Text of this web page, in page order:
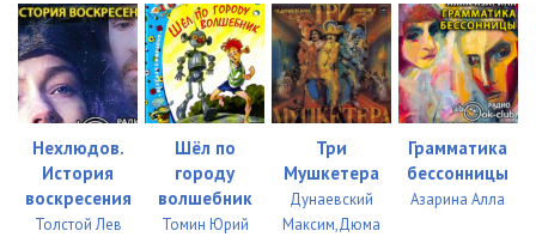
Нехлюдов.
История
воскресения
Толстой Лев
Шёл по
городу
волшебник
Томин Юрий
Три
Мушкетера
Дунаевский
Максим,Дюма
Грамматика
бессонницы
Азарина Алла